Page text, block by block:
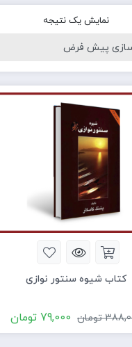
نمایش یک نتیجه
کتاب شیوه سنتور نوازی
تومان 79,000 تومان